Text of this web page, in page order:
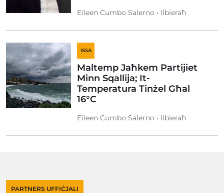
Eileen Cumbo Salerno • Ilbieraħ
ISSA
Maltemp Jaħkem Partijiet
Minn Sqallija; It-
Temperatura Tinżel Għal
16°C
Eileen Cumbo Salerno • Ilbieraħ
PARTNERS UFFIĊJALI